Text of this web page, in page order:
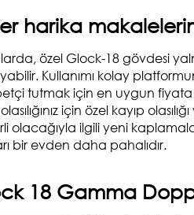
harika
özel Glock-18 gövdesi
Kullanımı kolay
tutmak için en uygun fiyata
için özel kayıp
olacağıyla ilgili yeni
bir evden daha pahalıdır.
18 Gamma